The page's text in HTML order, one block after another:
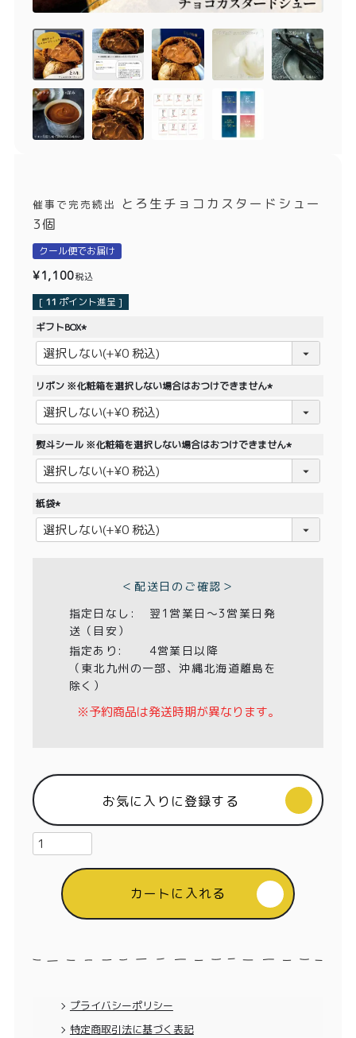
メルマガ会員様限定
toroa夏のアウトレッ
トセール
お誕生日セット
手さげ袋
季節限定
¥2,000〜¥3,999
〜¥1,999
¥4,000〜¥5,999
TOP
会社概要
お問い合わせ
商品
メンバー特典
ご利用ガイド
プライバシーポリシー
特定商取引法に基づく表記
催事で完売続出
とろ生チョコカスタードシュー
3個
クール便でお届け
¥1,100税込
[ 11 ポイント進呈 ]
ギフトBOX
(
必
)
リボン ※化粧箱を選択しない場合はおつけできません
必
)
熨斗シール ※化粧箱を選択しない場合はおつけできません
必
紙袋
(
必
＜配送日のご確認＞
指定日なし:
翌1営業日〜3営業日発
送（目安）
指定あり:
4営業日以降
（東北九州の一部、沖縄北海道離島を
除く）
※予約商品は発送時期が異なります。
お気に入りに登録する
カートに入れる
プライバシーポリシー
特定商取引法に基づく表記